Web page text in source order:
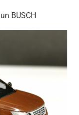
BUSCH